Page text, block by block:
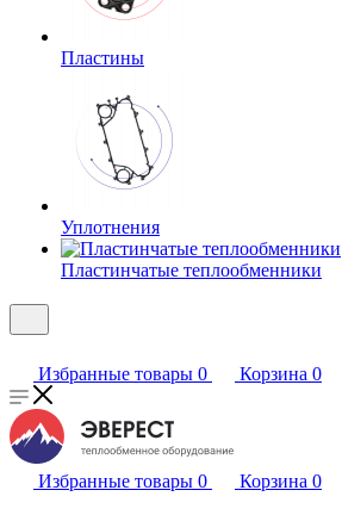
Пластины
Уплотнения
Пластинчатые теплообменники
Избранные товары 0 Корзина 0
Избранные товары 0 Корзина 0